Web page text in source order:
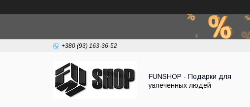
+380 (93) 163-36-52
FUNSHOP - Подарки для
увлеченных людей